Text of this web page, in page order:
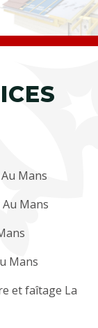
Mans
Mans
Mans
et faîtage La